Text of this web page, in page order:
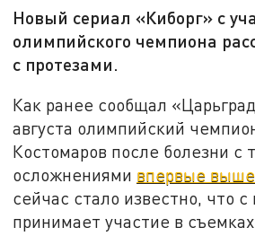
Новый сериал «Киборг» с
олимпийского чемпиона
с протезами.
Как ранее сообщал
августа олимпийский
Костомаров после болезни с
осложнениями впервые
сейчас стало известно, что
принимает участие в